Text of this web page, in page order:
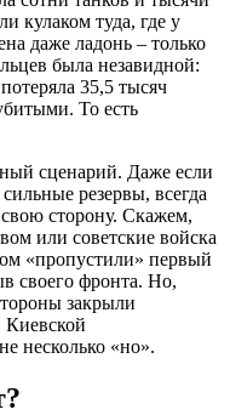
кулаком туда, где у
даже ладонь – только
была незавидной:
35,5 тысяч
То есть
сценарий. Даже если
резервы, всегда
сторону. Скажем,
или советские войска
«пропустили» первый
своего фронта. Но,
закрыли
несколько «но».